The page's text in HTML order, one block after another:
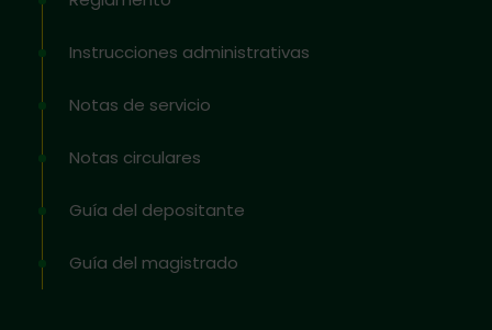
Instrucciones administrativas
Notas de servicio
Notas circulares
Guía del depositante
Guía del magistrado